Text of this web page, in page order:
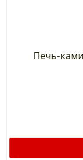
Печь-